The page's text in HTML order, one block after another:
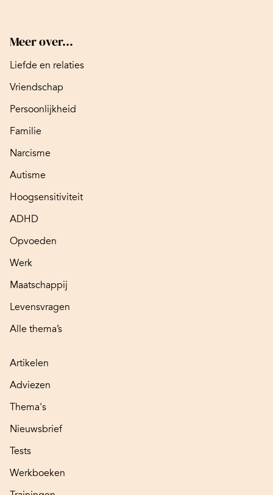
Meer over...
Liefde en relaties
Vriendschap
Persoonlijkheid
Familie
Narcisme
Autisme
Hoogsensitiviteit
ADHD
Opvoeden
Werk
Maatschappij
Levensvragen
Alle thema’s
Artikelen
Adviezen
Thema's
Nieuwsbrief
Tests
Werkboeken